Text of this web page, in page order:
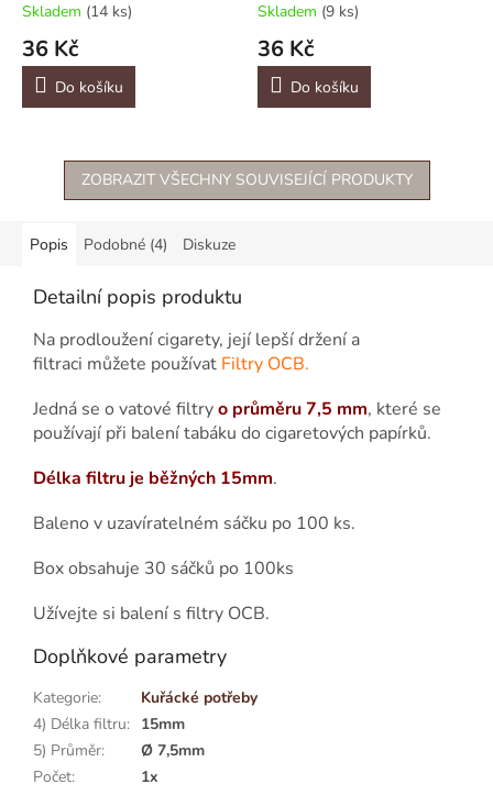
Skladem (14 ks)
36 Kč
Do košíku
Skladem (9 ks)
36 Kč
Do košíku
ZOBRAZIT VŠECHNY SOUVISEJÍCÍ PRODUKTY
Popis Podobné (4) Diskuze
Detailní popis produktu
Na prodloužení cigarety, její lepší držení a
filtraci můžete používat Filtry OCB.
Jedná se o vatové filtryo průměru 7,5 mm, které se
používají při balení tabáku do cigaretových papírků.
Délka filtru je běžných 15mm.
Baleno v uzavíratelném sáčku po 100 ks.
Box obsahuje 30 sáčků po 100ks
Užívejte si balení s filtry OCB.
Doplňkové parametry
Kategorie:
Kuřácké potřeby
4) Délka filtru: 15mm
5) Průměr:
Ø 7,5mm
Počet:
1x